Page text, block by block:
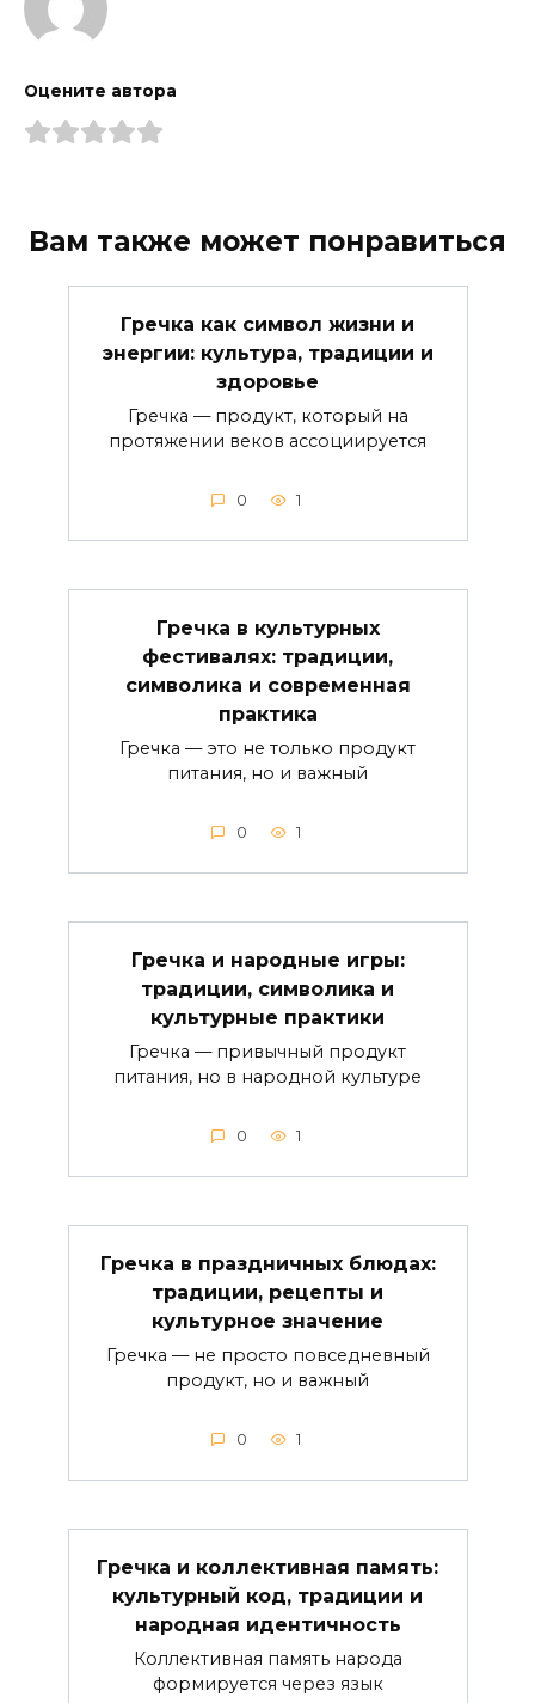
Оцените автора
Вам также может понравиться
Гречка как символ жизни и
энергии: культура, традиции и
здоровье
Гречка — продукт, который на
протяжении веков ассоциируется
0 1
Гречка в культурных
фестивалях: традиции,
символика и современная
практика
Гречка — это не только продукт
питания, но и важный
0 1
Гречка и народные игры:
традиции, символика и
культурные практики
Гречка — привычный продукт
питания, но в народной культуре
0 1
Гречка в праздничных блюдах:
традиции, рецепты и
культурное значение
Гречка — не просто повседневный
продукт, но и важный
0 1
Гречка и коллективная память:
культурный код, традиции и
народная идентичность
Коллективная память народа
формируется через язык